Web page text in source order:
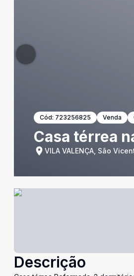
Cód: 723256825 Venda
Casa térrea
VILA VALENÇA, São
Descrição